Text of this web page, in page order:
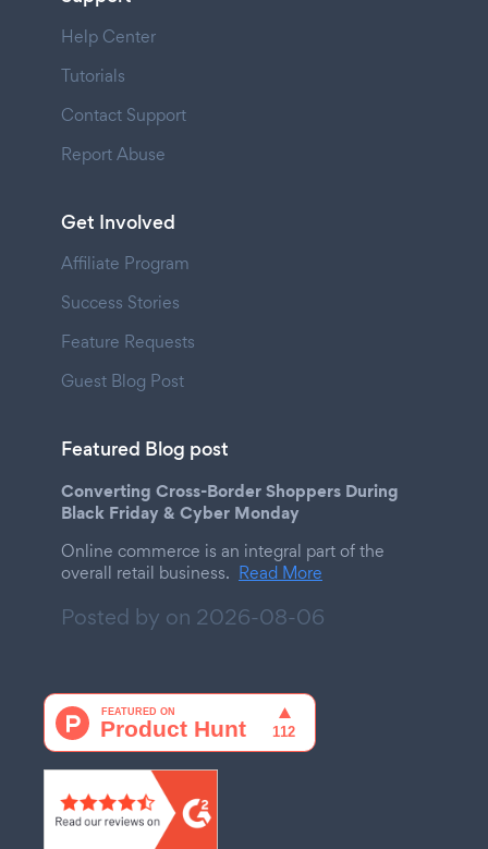
Help Center
Tutorials
Contact Support
Report Abuse
Get Involved
Affiliate Program
Success Stories
Feature Requests
Guest Blog Post
Featured Blog post
Converting Cross-Border Shoppers During
Black Friday & Cyber Monday
Online commerce is an integral part of the
overall retail business. Read More
Posted by on 2026-08-06